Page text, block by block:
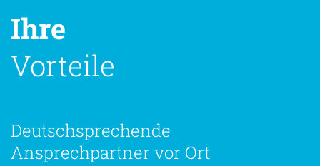
Ihre
Vorteile
Deutschsprechende
Ansprechpartner vor Ort